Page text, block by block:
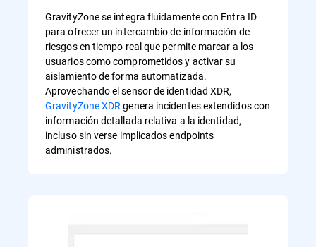
GravityZone se integra fluidamente con Entra ID
para ofrecer un intercambio de información de
riesgos en tiempo real que permite marcar a los
usuarios como comprometidos y activar su
aislamiento de forma automatizada.
Aprovechando el sensor de identidad XDR,
GravityZone XDRgenera incidentes extendidos con
información detallada relativa a la identidad,
incluso sin verse implicados endpoints
administrados.